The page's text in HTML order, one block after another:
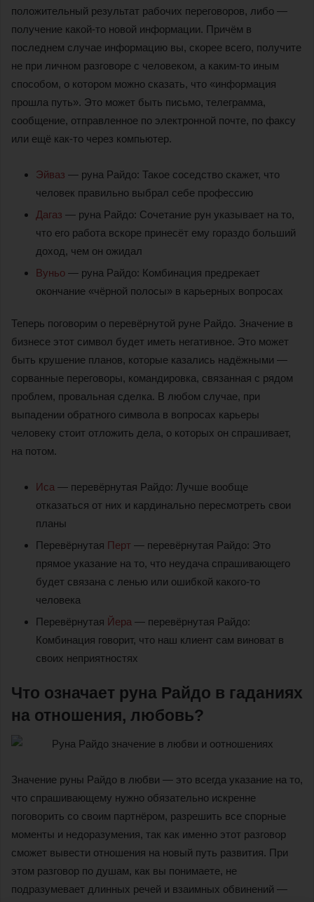
положительный результат рабочих переговоров, либо —
получение какой-то новой информации. Причём в
последнем случае информацию вы, скорее всего, получите
не при личном разговоре с человеком, а каким-то иным
способом, о котором можно сказать, что «информация
прошла путь». Это может быть письмо, телеграмма,
сообщение, отправленное по электронной почте, по факсу
или ещё как-то через компьютер.
Эйваз — руна Райдо: Такое соседство скажет, что
человек правильно выбрал себе профессию
Дагаз — руна Райдо: Сочетание рун указывает на то,
что его работа вскоре принесёт ему гораздо больший
доход, чем он ожидал
Вуньо — руна Райдо: Комбинация предрекает
окончание «чёрной полосы» в карьерных вопросах
Теперь поговорим о перевёрнутой руне Райдо. Значение в
бизнесе этот символ будет иметь негативное. Это может
быть крушение планов, которые казались надёжными —
сорванные переговоры, командировка, связанная с рядом
проблем, провальная сделка. В любом случае, при
выпадении обратного символа в вопросах карьеры
человеку стоит отложить дела, о которых он спрашивает,
на потом.
Иса — перевёрнутая Райдо: Лучше вообще
отказаться от них и кардинально пересмотреть свои
планы
Перевёрнутая Перт — перевёрнутая Райдо: Это
прямое указание на то, что неудача спрашивающего
будет связана с ленью или ошибкой какого-то
человека
Перевёрнутая Йера — перевёрнутая Райдо:
Комбинация говорит, что наш клиент сам виноват в
своих неприятностях
Что означает руна Райдо в гаданиях
на отношения, любовь?
Значение руны Райдо в любви — это всегда указание на то,
что спрашивающему нужно обязательно искренне
поговорить со своим партнёром, разрешить все спорные
моменты и недоразумения, так как именно этот разговор
сможет вывести отношения на новый путь развития. При
этом разговор по душам, как вы понимаете, не
подразумевает длинных речей и взаимных обвинений —